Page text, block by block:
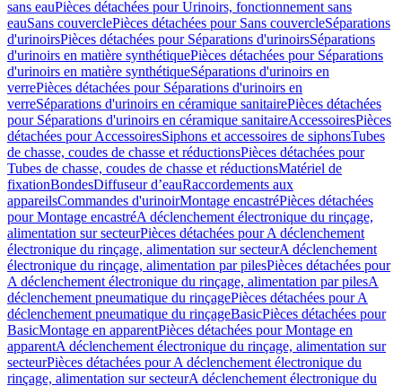
sans eauPièces détachées pour Urinoirs, fonctionnement sans
eauSans couverclePièces détachées pour Sans couvercleSéparations
d'urinoirsPièces détachées pour Séparations d'urinoirsSéparations
d'urinoirs en matière synthétiquePièces détachées pour Séparations
d'urinoirs en matière synthétiqueSéparations d'urinoirs en
verrePièces détachées pour Séparations d'urinoirs en
verreSéparations d'urinoirs en céramique sanitairePièces détachées
pour Séparations d'urinoirs en céramique sanitaireAccessoiresPièces
détachées pour AccessoiresSiphons et accessoires de siphonsTubes
de chasse, coudes de chasse et réductionsPièces détachées pour
Tubes de chasse, coudes de chasse et réductionsMatériel de
fixationBondesDiffuseur d’eauRaccordements aux
appareilsCommandes d'urinoirMontage encastréPièces détachées
pour Montage encastréA déclenchement électronique du rinçage,
alimentation sur secteurPièces détachées pour A déclenchement
électronique du rinçage, alimentation sur secteurA déclenchement
électronique du rinçage, alimentation par pilesPièces détachées pour
A déclenchement électronique du rinçage, alimentation par pilesA
déclenchement pneumatique du rinçagePièces détachées pour A
déclenchement pneumatique du rinçageBasicPièces détachées pour
BasicMontage en apparentPièces détachées pour Montage en
apparentA déclenchement électronique du rinçage, alimentation sur
secteurPièces détachées pour A déclenchement électronique du
rinçage, alimentation sur secteurA déclenchement électronique du